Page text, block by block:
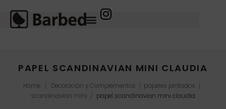
PAPEL SCANDINAVIAN MINI CLAUDIA
Home / Decoración y Complementos / papeles pintados /
scandinavian mini / papel scandinavian mini claudia